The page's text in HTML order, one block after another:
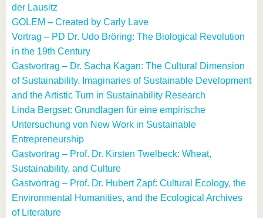
der Lausitz
GOLEM – Created by Carly Lave
Vortrag – PD Dr. Udo Bröring: The Biological Revolution
in the 19th Century
Gastvortrag – Dr. Sacha Kagan: The Cultural Dimension
of Sustainability. Imaginaries of Sustainable Development
and the Artistic Turn in Sustainability Research
Linda Bergset: Grundlagen für eine empirische
Untersuchung von New Work in Sustainable
Entrepreneurship
Gastvortrag – Prof. Dr. Kirsten Twelbeck: Wheat,
Sustainability, and Culture
Gastvortrag – Prof. Dr. Hubert Zapf: Cultural Ecology, the
Environmental Humanities, and the Ecological Archives
of Literature